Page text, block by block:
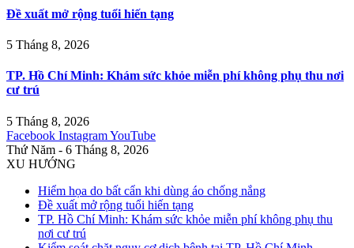
Đề xuất mở rộng tuổi hiến tạng
5 Tháng 8, 2026
TP. Hồ Chí Minh: Khám sức khỏe miễn phí không phụ thu nơi
cư trú
5 Tháng 8, 2026
Facebook InstagramYouTube
Thứ Năm - 6 Tháng 8, 2026
XU HƯỚNG
Hiểm họa do bất cẩn khi dùng áo chống nắng
Đề xuất mở rộng tuổi hiến tạng
TP. Hồ Chí Minh: Khám sức khỏe miễn phí không phụ thu
nơi cư trú